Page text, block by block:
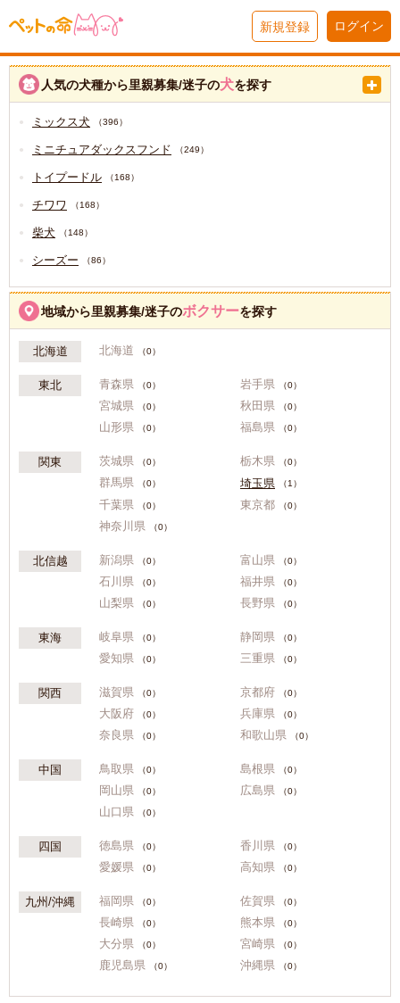
新規登録 ログイン
人気の犬種から里親募集/迷子の犬を探す
ミックス犬 （396）
ミニチュアダックスフンド （249）
トイプードル （168）
チワワ （168）
柴犬 （148）
シーズー （86）
地域から里親募集/迷子のボクサーを探す
北海道 北海道 （0）
東北 青森県 （0） 岩手県 （0）
宮城県 （0） 秋田県 （0）
山形県 （0） 福島県 （0）
関東 茨城県 （0） 栃木県 （0）
群馬県 （0） 埼玉県 （1）
千葉県 （0） 東京都 （0）
神奈川県 （0）
北信越 新潟県 （0） 富山県 （0）
石川県 （0） 福井県 （0）
山梨県 （0） 長野県 （0）
東海 岐阜県 （0） 静岡県 （0）
愛知県 （0） 三重県 （0）
関西 滋賀県 （0） 京都府 （0）
大阪府 （0） 兵庫県 （0）
奈良県 （0） 和歌山県 （0）
中国 鳥取県 （0） 島根県 （0）
岡山県 （0） 広島県 （0）
山口県 （0）
四国 徳島県 （0） 香川県 （0）
愛媛県 （0） 高知県 （0）
九州/沖縄 福岡県 （0） 佐賀県 （0）
長崎県 （0） 熊本県 （0）
大分県 （0） 宮崎県 （0）
鹿児島県 （0） 沖縄県 （0）